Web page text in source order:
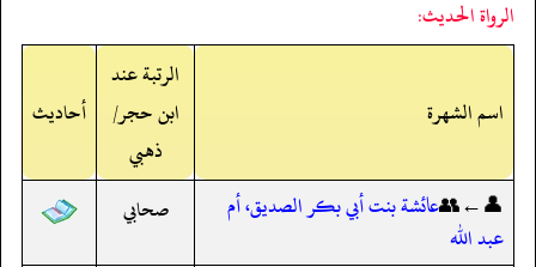
الرواة الحديث:
اسم الشهرة
الرتبة عند
ابن حجر/
ذهبي
أحاديث
👤←👥عائشة بنت أبي بكر الصديق، أم
عبد الله
صحابي